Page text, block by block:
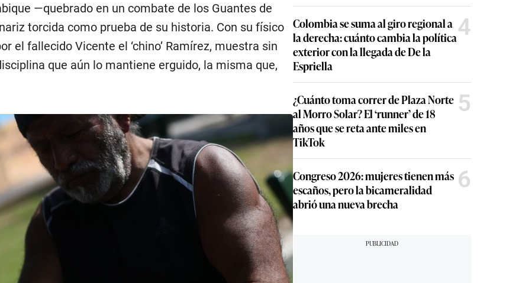
—quebrado en un combate de los Guantes de
torcida como prueba de su historia. Con su físico
el fallecido Vicente el ‘chino’ Ramírez, muestra sin
que aún lo mantiene erguido, la misma que,
Colombia se suma al giro regional a
la derecha: cuánto cambia la política
exterior con la llegada de De la
Espriella
4
¿Cuánto toma correr de Plaza Norte
al Morro Solar? El ‘runner’ de 18
años que se reta ante miles en
TikTok
5
Congreso 2026: mujeres tienen más
escaños, pero la bicameralidad
abrió una nueva brecha
6